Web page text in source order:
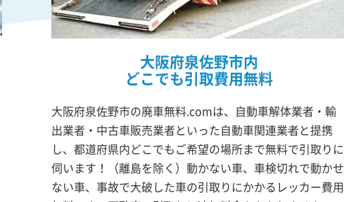
大阪府泉佐野市内
どこでも引取費用無料
大阪府泉佐野市の廃車無料.comは、自動車解体業者・輸
出業者・中古車販売業者といった自動車関連業者と提携
し、都道府県内どこでもご希望の場所まで無料で引取りに
伺います！（離島を除く）動かない車、車検切れで動かせ
ない車、事故で大破した車の引取りにかかるレッカー費用